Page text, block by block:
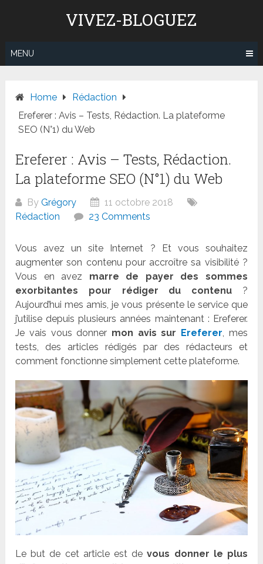
VIVEZ-BLOGUEZ
MENU
Home
Rédaction
Ereferer : Avis – Tests, Rédaction. La plateforme
SEO (N°1) du Web
Ereferer : Avis – Tests, Rédaction.
La plateforme SEO (N°1) du Web
ByGrégory
11 octobre 2018
Rédaction
23 Comments
Vous avez un site Internet ? Et vous souhaitez
augmenter son contenu pour accroître sa visibilité ?
Vous en avez marre de payer des sommes
exorbitantes pour rédiger du contenu ?
Aujourd’hui mes amis, je vous présente le service que
j’utilise depuis plusieurs années maintenant : Ereferer.
Je vais vous donner mon avis sur Ereferer, mes
tests, des articles rédigés par des rédacteurs et
comment fonctionne simplement cette plateforme.
Le but de cet article est devous donner le plus